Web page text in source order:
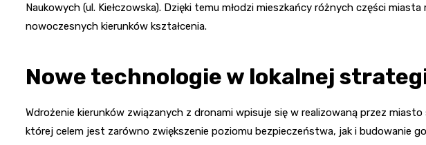
Naukowych (ul. Kiełczowska). Dzięki temu młodzi mieszkańcy różnych części
nowoczesnych kierunków kształcenia.
Nowe technologie w lokalnej
Wdrożenie kierunków związanych z dronami wpisuje się w realizowaną przez
której celem jest zarówno zwiększenie poziomu bezpieczeństwa, jak i budowanie